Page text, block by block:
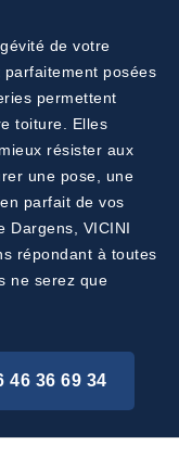
de votre
posées
permettent
toiture. Elles
résister aux
une pose, une
parfait de vos
Dargens, VICINI
répondant à toutes
ne serez que
46 36 69 34